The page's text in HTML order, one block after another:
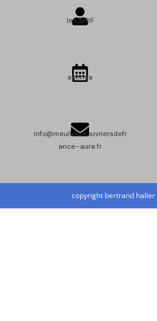
les MOF
agenda
info@meulleursouvriersdefr
ance–aura.fr
copyright bertrand haller